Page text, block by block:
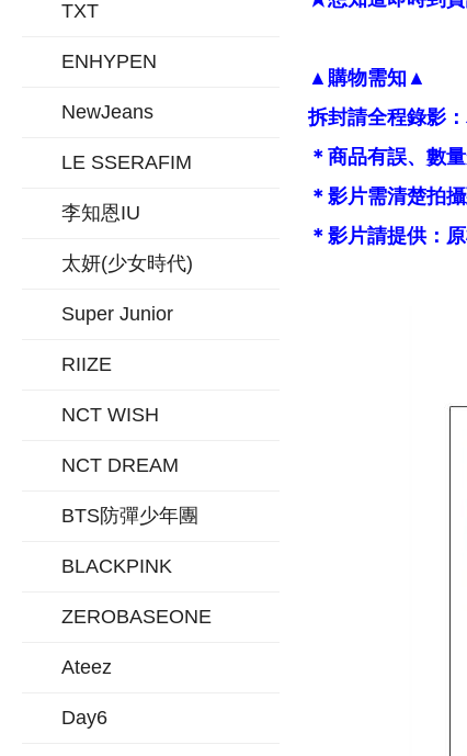
TXT
ENHYPEN
NewJeans
LE SSERAFIM
李知恩IU
太妍(少女時代)
Super Junior
RIIZE
NCT WISH
NCT DREAM
BTS防彈少年團
BLACKPINK
ZEROBASEONE
Ateez
Day6
▲購物需知▲
拆封請全程錄影
＊商品有誤、數
＊影片需清楚拍
＊影片請提供：